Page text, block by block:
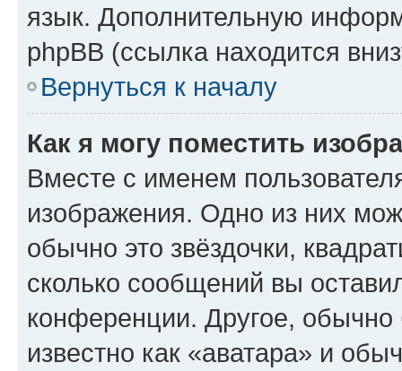
язык. Дополнительную
phpBB (ссылка находится
Вернуться к началу
Как я могу поместить
Вместе с именем
изображения. Одно из них
обычно это звёздочки,
сколько сообщений вы
конференции. Другое,
известно как «аватара» и